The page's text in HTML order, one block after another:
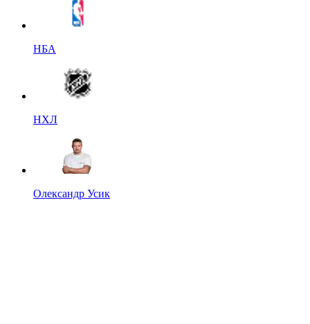
НБА
НХЛ
Олександр Усик